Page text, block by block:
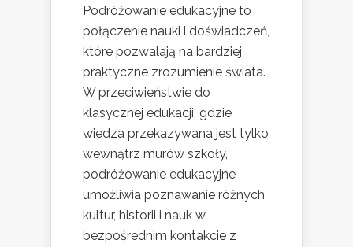
Podróżowanie edukacyjne to
połączenie nauki i doświadczeń,
które pozwalają na bardziej
praktyczne zrozumienie świata.
W przeciwieństwie do
klasycznej edukacji, gdzie
wiedza przekazywana jest tylko
wewnątrz murów szkoły,
podróżowanie edukacyjne
umożliwia poznawanie różnych
kultur, historii i nauk w
bezpośrednim kontakcie z